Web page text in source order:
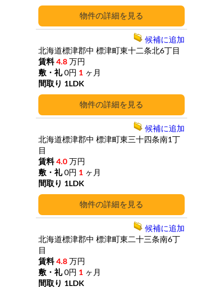
詳細
詳細
北海道標津郡中 標津町東十二条北6丁目
4.8 万円
0円 1 ヶ月
1LDK
候補に追加
詳細
北海道標津郡中 標津町東三十四条南1丁
目
4.0 万円
0円 1 ヶ月
1LDK
候補に追加
北海道標津郡中 標津町東二十三条南6丁
目
4.8 万円
0円 1 ヶ月
1LDK
候補に追加